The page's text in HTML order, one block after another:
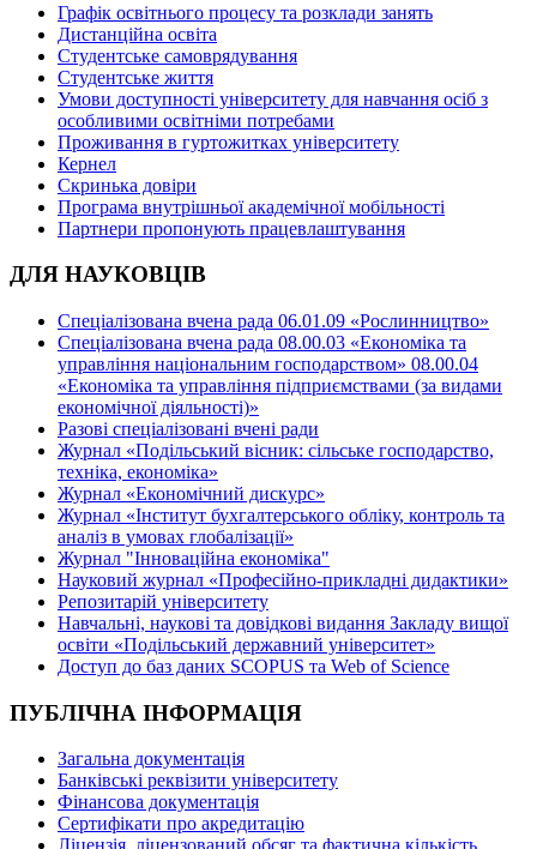
Графік освітнього процесу та розклади занять
Дистанційна освіта
Студентське самоврядування
Студентське життя
Умови доступності університету для навчання осіб з
особливими освітніми потребами
Проживання в гуртожитках університету
Кернел
Скринька довіри
Програма внутрішньої академічної мобільності
Партнери пропонують працевлаштування
ДЛЯ НАУКОВЦІВ
Спеціалізована вчена рада 06.01.09 «Рослинництво»
Спеціалізована вчена рада 08.00.03 «Економіка та
управління національним господарством» 08.00.04
«Економіка та управління підприємствами (за видами
економічної діяльності)»
Разові спеціалізовані вчені ради
Журнал «Подільський вісник: сільське господарство,
техніка, економіка»
Журнал «Економічний дискурс»
Журнал «Інститут бухгалтерського обліку, контроль та
аналіз в умовах глобалізації»
Журнал "Інноваційна економіка"
Науковий журнал «Професійно-прикладні дидактики»
Репозитарій університету
Навчальні, наукові та довідкові видання Закладу вищої
освіти «Подільський державний університет»
Доступ до баз даних SCOPUS та Web of Science
ПУБЛІЧНА ІНФОРМАЦІЯ
Загальна документація
Банківські реквізити університету
Фінансова документація
Сертифікати про акредитацію